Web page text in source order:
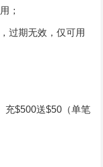
；
过期无效，仅可用
充$500送$50（单笔